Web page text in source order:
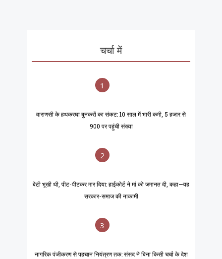
चर्चा में
1
वाराणसी के हथकरघा बुनकरों का संकट: 10 साल में भारी कमी, 5 हजार से
900 पर पहुंची संख्या
2
बेटी भूखी थी, पीट-पीटकर मार दिया: हाईकोर्ट ने मां को जमानत दी, कहा—यह
सरकार-समाज की नाकामी
3
नागरिक पंजीकरण से पहचान नियंत्रण तक: संसद ने बिना किसी चर्चा के देश